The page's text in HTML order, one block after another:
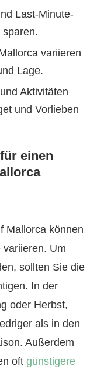
Last-Minute-
variieren
Lage.
Aktivitäten
und Vorlieben
einen
Mallorca können
Um
sollten Sie die
In der
oder Herbst,
als in den
Außerdem
oft günstigere